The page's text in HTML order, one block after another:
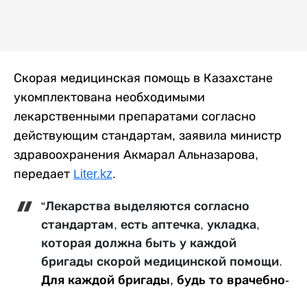
Скорая медицинская помощь в Казахстане
укомплектована необходимыми
лекарственными препаратами согласно
действующим стандартам, заявила министр
здравоохранения Акмарал Альназарова,
передает Liter.kz.
“Лекарства выделяются согласно
стандартам, есть аптечка, укладка,
которая должна быть у каждой
бригады скорой медицинской помощи.
Для каждой бригады, будь то врачебно-